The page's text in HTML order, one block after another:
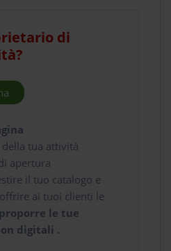
di
tua attività
apertura
il tuo catalogo e
ai tuoi clienti le
le tue
digitali .